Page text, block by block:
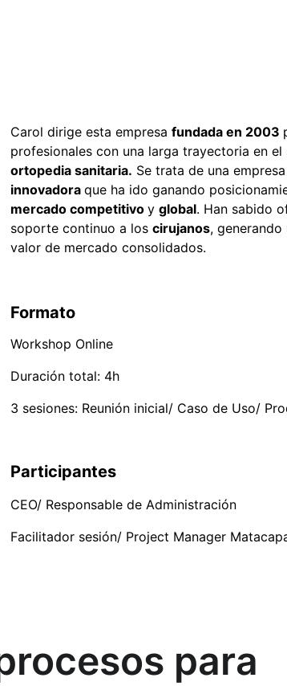
Carol dirige esta empresa fundada en 2003
profesionales con una larga trayectoria en el
ortopedia sanitaria. Se trata de una empresa
innovadora que ha ido ganando
mercado competitivo y global. Han sabido
soporte continuo a los cirujanos,
valor de mercado consolidados.
Formato
Workshop Online
Duración total: 4h
3 sesiones: Reunión inicial/ Caso de Uso/
Participantes
CEO/ Responsable de Administración
Facilitador sesión/ Project Manager
para